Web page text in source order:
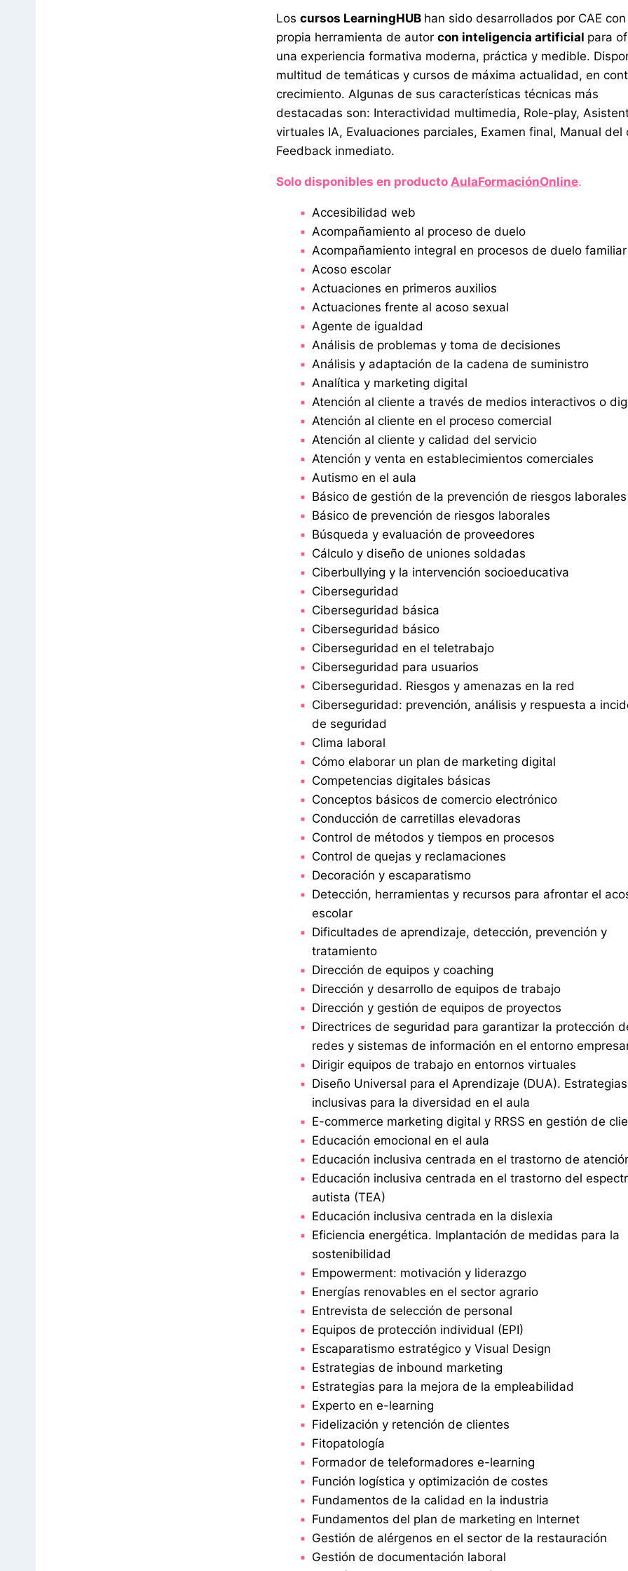
Loscursos LearningHUB han sido desarrollados por CAE con
propia herramienta de autorcon inteligencia artificial para
una experiencia formativa moderna, práctica y medible.
multitud de temáticas y cursos de máxima actualidad, en
crecimiento. Algunas de sus características técnicas más
destacadas son: Interactividad multimedia, Role-play,
virtuales IA, Evaluaciones parciales, Examen final, Manual del
Feedback inmediato.
Solo disponibles en productoAulaFormaciónOnline.
Accesibilidad web
Acompañamiento al proceso de duelo
Acompañamiento integral en procesos de duelo familiar
Acoso escolar
Actuaciones en primeros auxilios
Actuaciones frente al acoso sexual
Agente de igualdad
Análisis de problemas y toma de decisiones
Análisis y adaptación de la cadena de suministro
Analítica y marketing digital
Atención al cliente a través de medios interactivos o
Atención al cliente en el proceso comercial
Atención al cliente y calidad del servicio
Atención y venta en establecimientos comerciales
Autismo en el aula
Básico de gestión de la prevención de riesgos laborales
Básico de prevención de riesgos laborales
Búsqueda y evaluación de proveedores
Cálculo y diseño de uniones soldadas
Ciberbullying y la intervención socioeducativa
Ciberseguridad
Ciberseguridad básica
Ciberseguridad básico
Ciberseguridad en el teletrabajo
Ciberseguridad para usuarios
Ciberseguridad. Riesgos y amenazas en la red
Ciberseguridad: prevención, análisis y respuesta a
de seguridad
Clima laboral
Cómo elaborar un plan de marketing digital
Competencias digitales básicas
Conceptos básicos de comercio electrónico
Conducción de carretillas elevadoras
Control de métodos y tiempos en procesos
Control de quejas y reclamaciones
Decoración y escaparatismo
Detección, herramientas y recursos para afrontar el
escolar
Dificultades de aprendizaje, detección, prevención y
tratamiento
Dirección de equipos y coaching
Dirección y desarrollo de equipos de trabajo
Dirección y gestión de equipos de proyectos
Directrices de seguridad para garantizar la protección
redes y sistemas de información en el entorno
Dirigir equipos de trabajo en entornos virtuales
Diseño Universal para el Aprendizaje (DUA). Estrategias
inclusivas para la diversidad en el aula
E-commerce marketing digital y RRSS en gestión de
Educación emocional en el aula
Educación inclusiva centrada en el trastorno de
Educación inclusiva centrada en el trastorno del
autista (TEA)
Educación inclusiva centrada en la dislexia
Eficiencia energética. Implantación de medidas para la
sostenibilidad
Empowerment: motivación y liderazgo
Energías renovables en el sector agrario
Entrevista de selección de personal
Equipos de protección individual (EPI)
Escaparatismo estratégico y Visual Design
Estrategias de inbound marketing
Estrategias para la mejora de la empleabilidad
Experto en e-learning
Fidelización y retención de clientes
Fitopatología
Formador de teleformadores e-learning
Función logística y optimización de costes
Fundamentos de la calidad en la industria
Fundamentos del plan de marketing en Internet
Gestión de alérgenos en el sector de la restauración
Gestión de documentación laboral